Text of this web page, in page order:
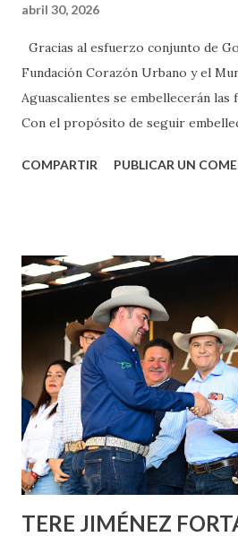
abril 30, 2026
Gracias al esfuerzo conjunto de
Fundación Corazón Urbano y el
Aguascalientes se embellecerán las
Con el propósito de seguir
municipal, Leo Montañez dio inicio
Corazón Urbano y el Municipio
informó que en este programa se
metros cuadrados de pintura, para
Nieto, entre Jesús F. Elizondo y la
lo que se aplicará pintura en 66
llevará este programa a Villas de
Asunción, Avenida Alameda y
los edificios FOVISSSTE Ojo de
Norias de Paso Hondo y en los
COMPARTIR PUBLICAR UN
TERE JIMÉNEZ